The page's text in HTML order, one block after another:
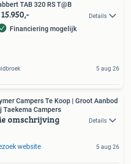
TAB 320 RS T@B
Details
Financiering mogelijk
5 aug 26
Campers Te Koop | Groot Aanbod
Taekema Campers
omschrijving Details
website 5 aug 26